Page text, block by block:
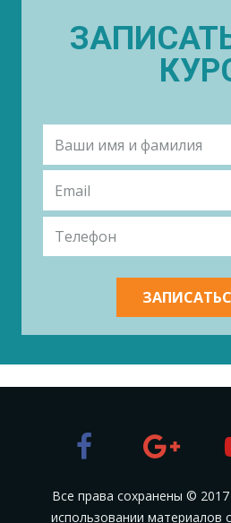
Все права сохранены ©
использовании материалов